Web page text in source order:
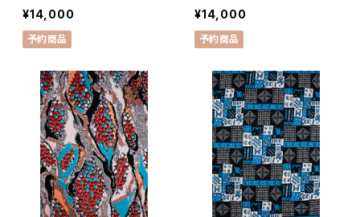
¥14,000
予約商品
¥14,000
予約商品